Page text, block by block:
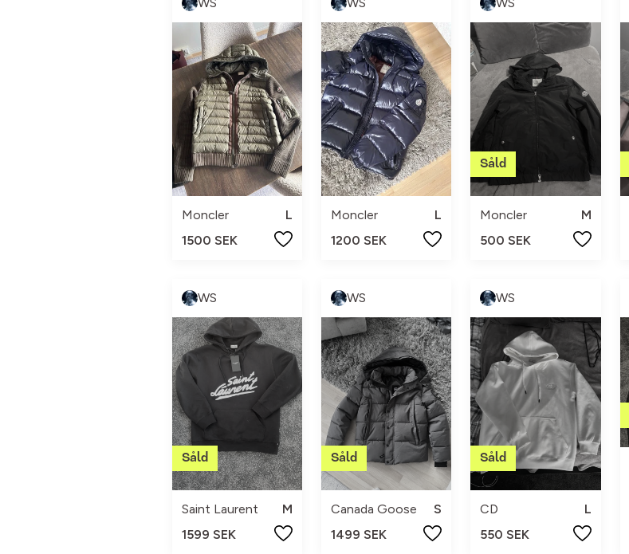
Moncler
L
1500 SEK
Moncler
L
1200 SEK
Moncler
M
500 SEK
WS
Saint Laurent
M
1599 SEK
WS
Canada Goose
S
1499 SEK
WS
CD
L
550 SEK